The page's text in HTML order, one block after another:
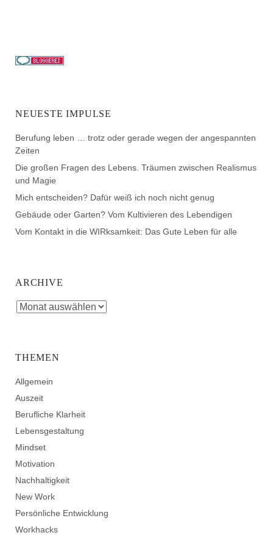
NEUESTE IMPULSE
Berufung leben … trotz oder gerade wegen der angespannten
Zeiten
Die großen Fragen des Lebens. Träumen zwischen Realismus
und Magie
Mich entscheiden? Dafür weiß ich noch nicht genug
Gebäude oder Garten? Vom Kultivieren des Lebendigen
Vom Kontakt in die WIRksamkeit: Das Gute Leben für alle
ARCHIVE
THEMEN
Allgemein
Auszeit
Berufliche Klarheit
Lebensgestaltung
Mindset
Motivation
Nachhaltigkeit
New Work
Persönliche Entwicklung
Workhacks